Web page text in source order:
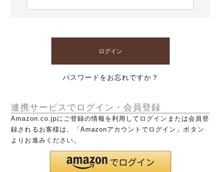
ログイン
パスワードをお忘れですか？
連携サービスでログイン・会員登録
Amazon.co.jpにご登録の情報を利用してログインまたは会員登
録されるお客様は、「Amazonアカウントでログイン」ボタン
よりお進みください。